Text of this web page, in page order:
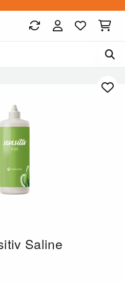
Saline